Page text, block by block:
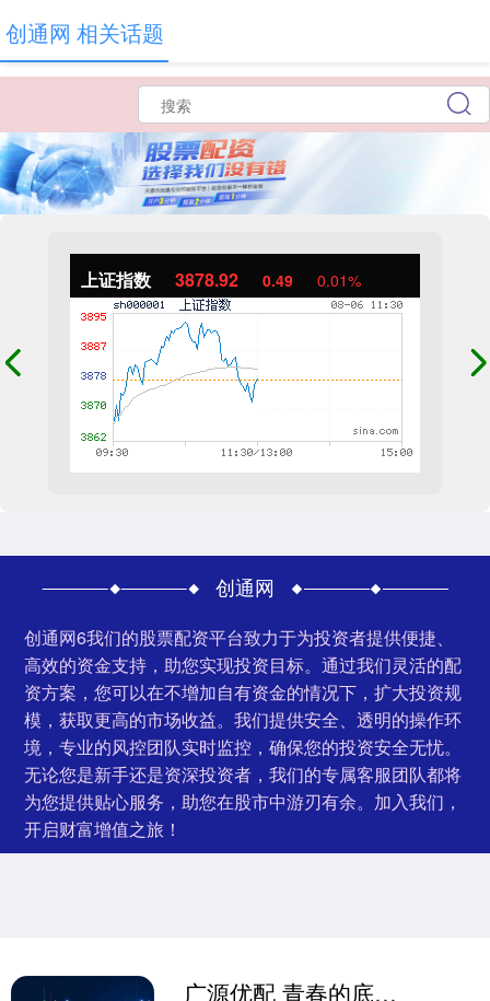
上证指数 3878.92 0.49 0.01%
创通网
创通网6我们的股票配资平台致力于为投资者提供便捷、
高效的资金支持，助您实现投资目标。通过我们灵活的配
资方案，您可以在不增加自有资金的情况下，扩大投资规
模，获取更高的市场收益。我们提供安全、透明的操作环
境，专业的风控团队实时监控，确保您的投资安全无忧。
无论您是新手还是资深投资者，我们的专属客服团队都将
为您提供贴心服务，助您在股市中游刃有余。加入我们，
开启财富增值之旅！
创通网 相关话题
广源优配 青春的底色是什么？一趟韶山行，少年们找到了答案！_大皖新闻 | 安徽网